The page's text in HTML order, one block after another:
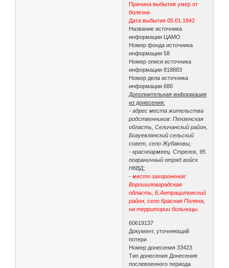
Причина выбытия умер от
болезни
Дата выбытия 05.01.1942
Название источника
информации ЦАМО
Номер фонда источника
информации 58
Номер описи источника
информации 818883
Номер дела источника
информации 680
Дополнительная информация
из донесения:
- адрес места жительства
родственников: Пензенская
область, Селичанский район,
Богуевлянский сельский
совет, село Жубаковы;
- красноармеец. Стрелок, 95
пограничный отряд войск
НКВД;
-место захоронения:
Ворошиловградская
область, Б.Антрацитовский
район, село Красная Поляна,
на территории больницы
60619137
Документ, уточняющий
потери
Номер донесения 33423
Тип донесения Донесения
послевоенного периода